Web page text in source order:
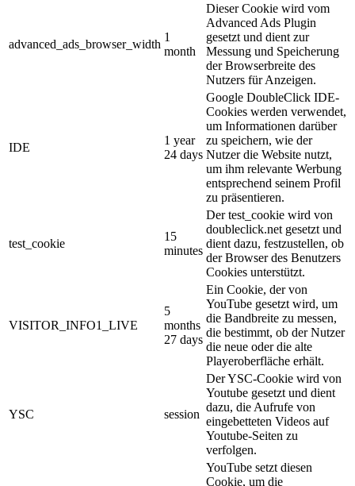
advanced_ads_browser_width
1
month
Dieser Cookie wird vom
Advanced Ads Plugin
gesetzt und dient zur
Messung und Speicherung
der Browserbreite des
Nutzers für Anzeigen.
IDE
1 year
24 days
Google DoubleClick IDE-
Cookies werden verwendet,
um Informationen darüber
zu speichern, wie der
Nutzer die Website nutzt,
um ihm relevante Werbung
entsprechend seinem Profil
zu präsentieren.
test_cookie
15
minutes
Der test_cookie wird von
doubleclick.net gesetzt und
dient dazu, festzustellen, ob
der Browser des Benutzers
Cookies unterstützt.
VISITOR_INFO1_LIVE
5
months
27 days
Ein Cookie, der von
YouTube gesetzt wird, um
die Bandbreite zu messen,
die bestimmt, ob der Nutzer
die neue oder die alte
Playeroberfläche erhält.
YSC session
Der YSC-Cookie wird von
Youtube gesetzt und dient
dazu, die Aufrufe von
eingebetteten Videos auf
Youtube-Seiten zu
verfolgen.
YouTube setzt diesen
Cookie, um die